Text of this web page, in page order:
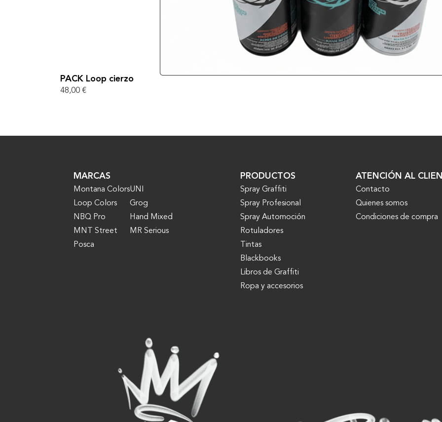
VER MÁS
PACK Loop cierzo
48,00 €
MARCAS
Montana Colors
Loop Colors
NBQ Pro
MNT Street
Posca
UNI
Grog
Hand Mixed
MR Serious
PRODUCTOS
Spray Graffiti
Spray Profesional
Spray Automoción
Rotuladores
Tintas
Blackbooks
Libros de Graffiti
Ropa y accesorios
ATENCIÓN AL
Contacto
Quienes somos
Condiciones de compra